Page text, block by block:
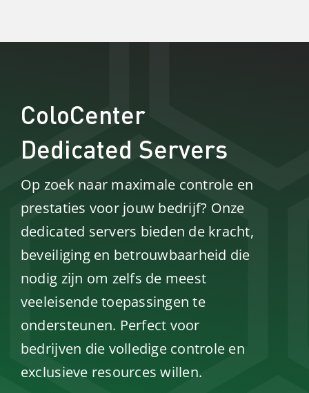
ColoCenter
Dedicated Servers
Op zoek naar maximale controle en
prestaties voor jouw bedrijf? Onze
dedicated servers bieden de kracht,
beveiliging en betrouwbaarheid die
nodig zijn om zelfs de meest
veeleisende toepassingen te
ondersteunen. Perfect voor
bedrijven die volledige controle en
exclusieve resources willen.